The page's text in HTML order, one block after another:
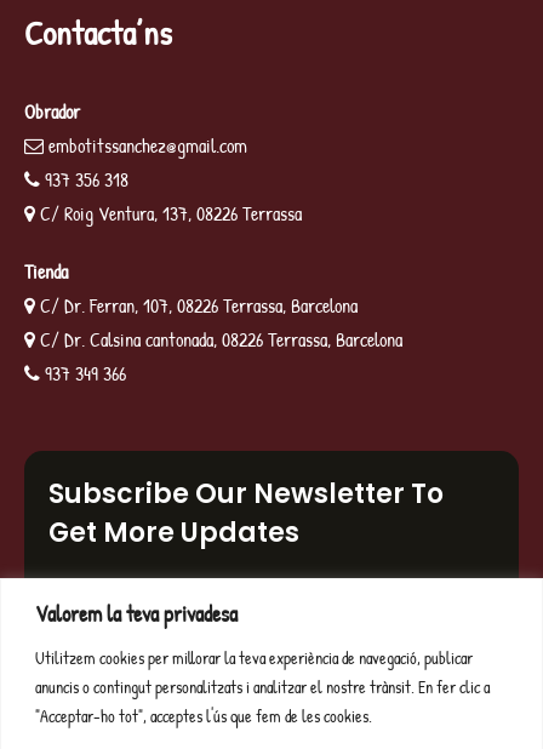
Valorem la teva privadesa
Utilitzem cookies per millorar la teva experiència de navegació, publicar
anuncis o contingut personalitzats i analitzar el nostre trànsit. En fer clic a
"Acceptar-ho tot", acceptes l'ús que fem de les cookies.
Contacta’ns
Obrador
embotitssanchez@gmail.com
937 356 318
C/ Roig Ventura, 137, 08226 Terrassa
Tienda
C/ Dr. Ferran, 107, 08226 Terrassa, Barcelona
C/ Dr. Calsina cantonada, 08226 Terrassa, Barcelona
937 349 366
Subscribe Our Newsletter To
Get More Updates
Error:No s'ha trobat el formulari de contacte.
© Copyright 2025 | Embotits Sanchez |Botiga d'embotits a Terrassa